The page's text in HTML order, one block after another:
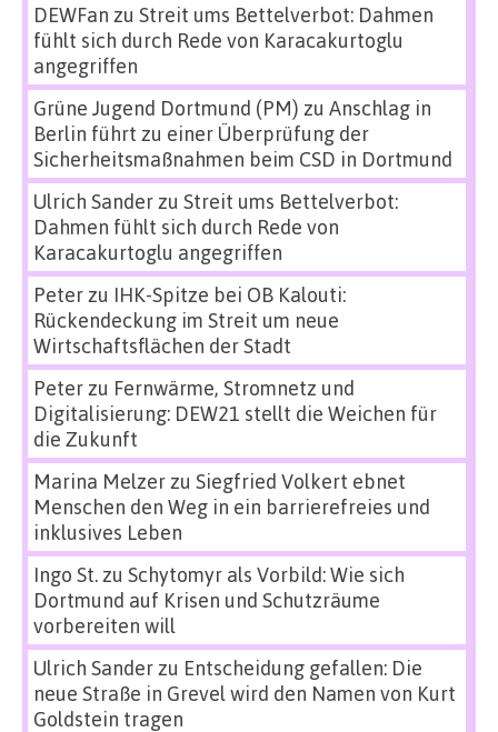
DEWFan zu Streit ums Bettelverbot: Dahmen
fühlt sich durch Rede von Karacakurtoglu
angegriffen
Grüne Jugend Dortmund (PM) zu Anschlag in
Berlin führt zu einer Überprüfung der
Sicherheitsmaßnahmen beim CSD in Dortmund
Ulrich Sanderzu Streit ums Bettelverbot:
Dahmen fühlt sich durch Rede von
Karacakurtoglu angegriffen
Peterzu IHK-Spitze bei OB Kalouti:
Rückendeckung im Streit um neue
Wirtschaftsflächen der Stadt
Peterzu Fernwärme, Stromnetz und
Digitalisierung: DEW21 stellt die Weichen für
die Zukunft
Marina Melzerzu Siegfried Volkert ebnet
Menschen den Weg in ein barrierefreies und
inklusives Leben
Ingo St.zu Schytomyr als Vorbild: Wie sich
Dortmund auf Krisen und Schutzräume
vorbereiten will
Ulrich Sanderzu Entscheidung gefallen: Die
neue Straße in Grevel wird den Namen von Kurt
Goldstein tragen